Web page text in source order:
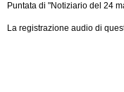
Puntata di "Notiziario del 24
La registrazione audio di